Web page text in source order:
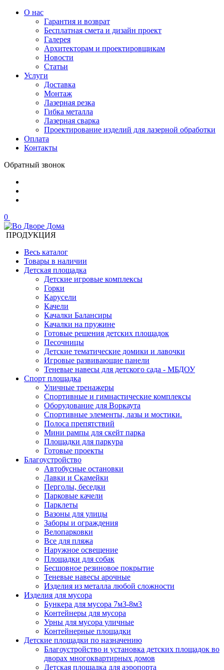
О нас
Гарантия и возврат
Бесплатная смета и дизайн проект
Галерея
Архитекторам и проектировщикам
Новости
Статьи
Услуги
Доставка
Монтаж
Лазерная резка
Гибка металла
Лазерная сварка
Проектирование изделий для лазерной обработки
Оплата
Контакты
Обратный звонок
0
ПРОДУКЦИЯ
Весь каталог
Товары в наличии
Детская площадка
Детские игровые комплексы
Горки
Карусели
Качели
Качалки Балансиры
Качалки на пружине
Готовые решения детских площадок
Песочницы
Детские тематические домики и лавочки
Игровые развивающие панели
Теневые навесы для детского сада - МБДОУ
Спорт площадка
Уличные тренажеры
Спортивные и гимнастические комплексы
Оборудование для Воркаута
Спортивные элементы, лазы и мостики.
Полоса препятствий
Мини рампы для скейт парка
Площадки для паркура
Готовые проекты
Благоустройство
Автобусные остановки
Лавки и Скамейки
Перголы, беседки
Парковые качели
Парклеты
Вазоны для улицы
Заборы и ограждения
Велопарковки
Все для пляжа
Наружное освещение
Площадки для собак
Бесшовное резиновое покрытие
Теневые навесы арочные
Изделия из металла любой сложности
Изделия для мусора
Бункера для мусора 7м3-8м3
Контейнеры для мусора
Урны для мусора уличные
Контейнерные площадки
Детские площадки по назначению
Благоустройство и установка детских площадок во
дворах многоквартирных домов
Детская площадка для аэропорта